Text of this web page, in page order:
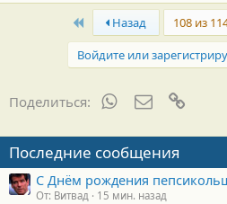
First Назад 108 из
Войдите или
Поделиться: WhatsApp
Последние сообщения
С Днём рождения
От: Витвад 15 мин. назад